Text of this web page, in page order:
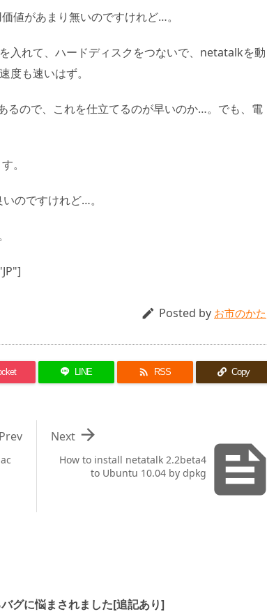
値があまり無いのですけれど…。
入れて、ハードディスクをつないで、netatalkを動
度も速いはず。
るので、これを仕立てるのが早いのか…。でも、電
。
のですけれど…。
 Posted by お市のかた
LINE  RSS Copy

How to install netatalk 2.2beta4
to Ubuntu 10.04 by dpkg

Next
Prev
グに悩まされました[追記あり]